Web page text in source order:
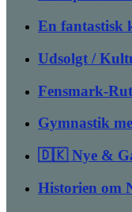
En fantastisk
Udsolgt /
Fensmark-
Gymnastik
🇩🇰 Nye &
Historien om